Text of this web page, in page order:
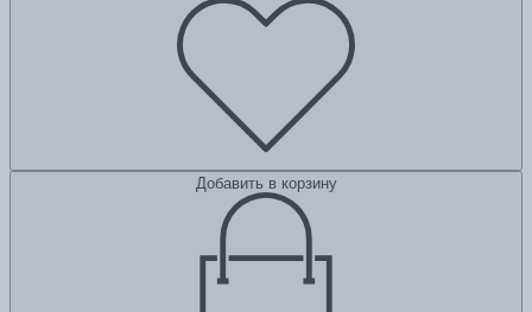
Добавить в корзину